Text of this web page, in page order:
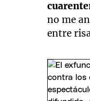
no me
entre